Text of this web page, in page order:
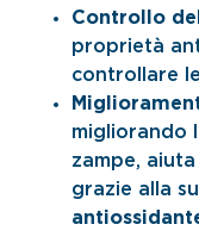
Controllo
proprietà
controllare
migliorando
zampe,
grazie alla